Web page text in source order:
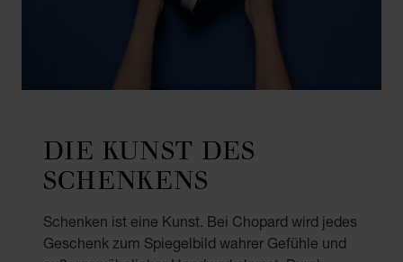
DIE KUNST DES
SCHENKENS
Schenken ist eine Kunst. Bei Chopard wird jedes
Geschenk zum Spiegelbild wahrer Gefühle und